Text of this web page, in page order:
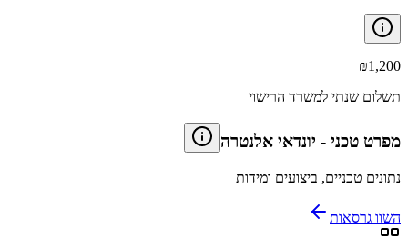
₪1,200
תשלום שנתי למשרד הרישוי
מפרט טכני - יונדאי אלנטרה
נתונים טכניים, ביצועים ומידות
השוו גרסאות